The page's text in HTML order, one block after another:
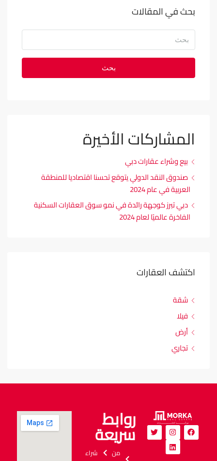
بحث في المقالات
بحث
المشاركات الأخيرة
بيع وشراء عقارات دبي
صندوق النقد الدولي يتوقع تحسنا اقتصاديا للمنطقة
العربية في عام 2024
دبي تبرز كوجهة رائدة في نمو سوق العقارات السكنية
الفاخرة عالميًا لعام 2024
اكتشف العقارات
شقة
فيلا
أرض
تجاري
روابط
سريعة
شراء
من